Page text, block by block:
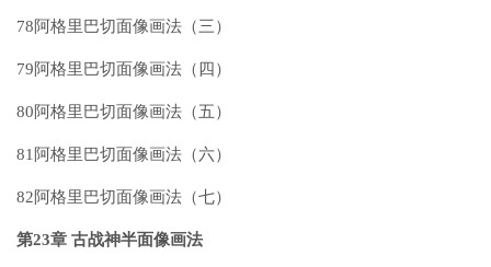
78阿格里巴切面像画法（三）
79阿格里巴切面像画法（四）
80阿格里巴切面像画法（五）
81阿格里巴切面像画法（六）
82阿格里巴切面像画法（七）
第23章 古战神半面像画法